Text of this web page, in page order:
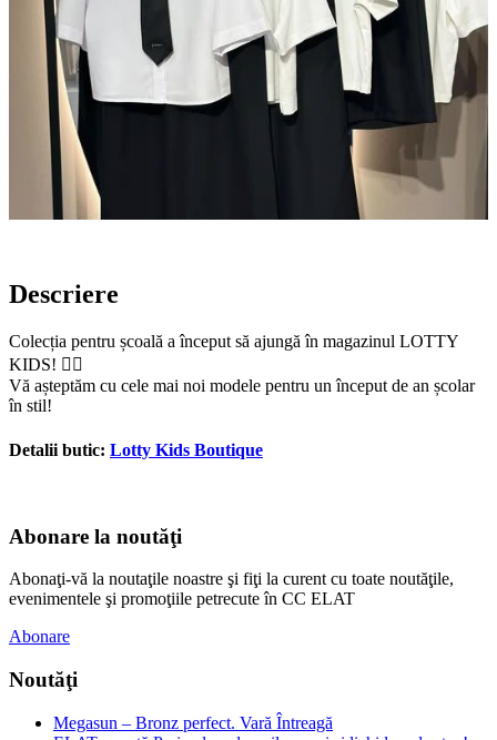
Descriere
Colecția pentru școală a început să ajungă în magazinul LOTTY
KIDS! 👌🏼
Vă așteptăm cu cele mai noi modele pentru un început de an școlar
în stil!
Detalii butic: Lotty Kids Boutique
Abonare la noutăţi
Abonaţi-vă la noutaţile noastre şi fiţi la curent cu toate noutăţile,
evenimentele şi promoţiile petrecute în CC ELAT
Abonare
Noutăţi
Megasun – Bronz perfect. Vară Întreagă